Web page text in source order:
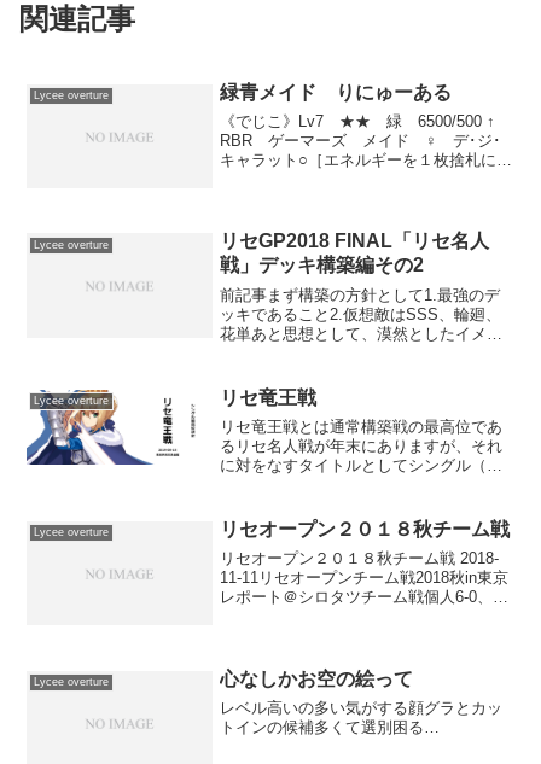
関連記事
Lycee overture 緑青メイド りにゅーある
《でじこ》Lv7 ★★ 緑 6500/500 ↑
RBR ゲーマーズ メイド ♀ デ･ジ･
キャラット○［エネルギーを１枚捨札に置
ー...
Lycee overture
リセGP2018 FINAL「リセ名人
戦」デッキ構築編その2
前記事まず構築の方針として1.最強のデ
ッキであること2.仮想敵はSSS、輪廻、
花単あと思想として、漠然としたイメー
ョン車みたいなのを組んで乗ってるイメ
ージなんですけども...
Lycee overture リセ竜王戦
リセ竜王戦とは通常構築戦の最高位であ
るリセ名人戦が年末にありますが、それ
に対をなすタイトルとしてシングル（限
ります。元ネタである将棋の竜王戦も名
人戦に次ぐ歴史を持ってい...
Lycee overture リセオープン２０１８秋チーム戦
リセオープン２０１８秋チーム戦 2018-
11-11リセオープンチーム戦2018秋in東京
レポート＠シロタツチーム戦個人6-0、シ
Lycee overture 心なしかお空の絵って
レベル高いの多い気がする顔グラとカッ
トインの候補多くて選別困る…